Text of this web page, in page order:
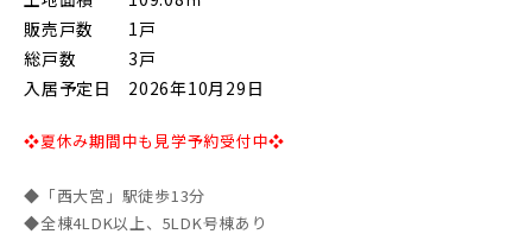
東武アーバンパークライン
販売戸数
1戸
総戸数
3戸
入居予定日
2026年10月29日
❖夏休み期間中も見学予約受付中❖
◆「西大宮」駅徒歩13分
◆全棟4LDK以上、5LDK号棟あり